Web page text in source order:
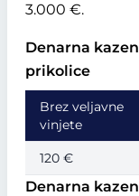
3.000 €.
Denarna
prikolice
Brez veljavne
vinjete
120 €
Denarna